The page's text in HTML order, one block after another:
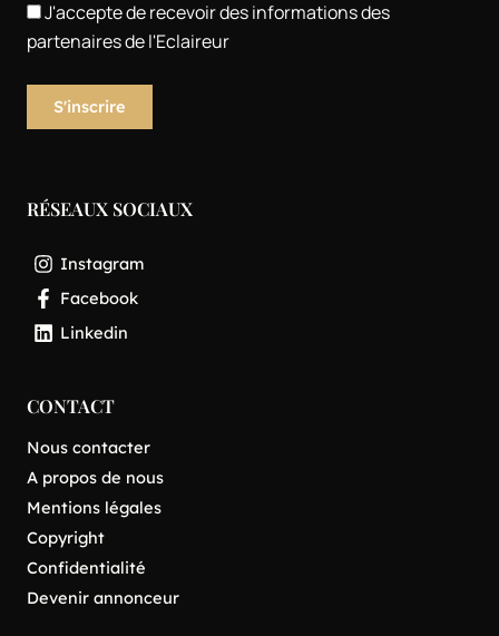
J'accepte de recevoir des informations des
partenaires de l'Eclaireur
RÉSEAUX SOCIAUX
Instagram
Facebook
Linkedin
CONTACT
Nous contacter
A propos de nous
Mentions légales
Copyright
Confidentialité
Devenir annonceur